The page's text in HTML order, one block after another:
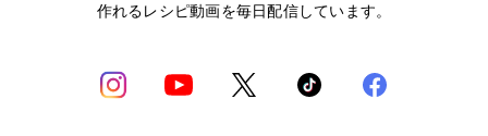
作れるレシピ動画を毎日配信しています。